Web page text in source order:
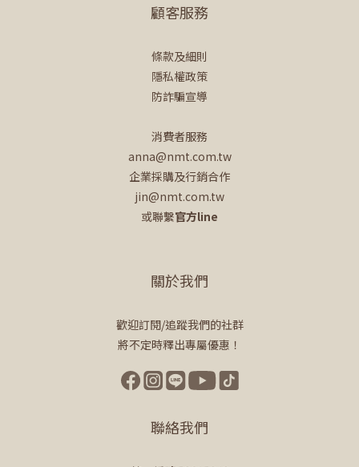
顧客服務
條款及細則
隱私權政策
防詐騙宣導
消費者服務
anna@nmt.com.tw
企業採購及行銷合作
jin@nmt.com.tw
或聯繫官方line
關於我們
歡迎訂閱/追蹤我們的社群
將不定時釋出專屬優惠！
聯絡我們